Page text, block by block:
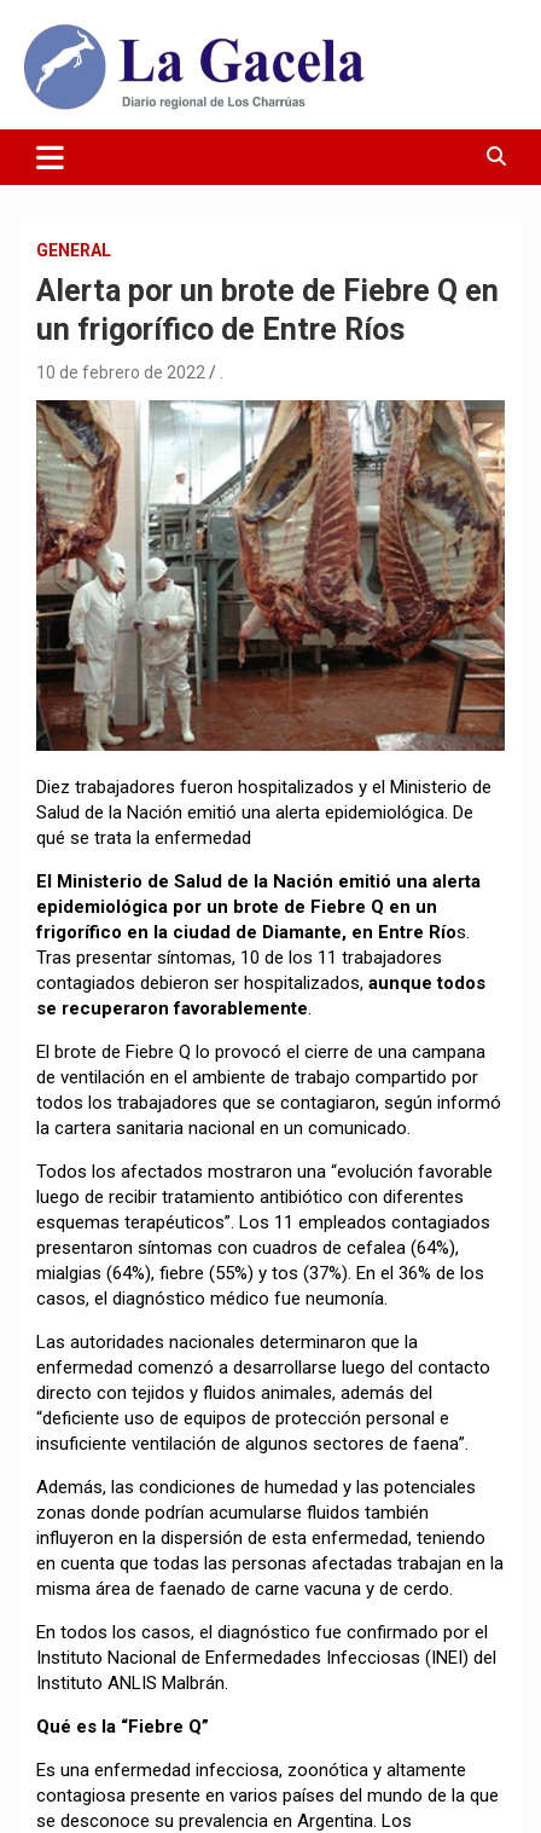
contenido
Diario La Gacela
GENERAL
Alerta por un brote de Fiebre Q en
un frigorífico de Entre Ríos
10 de febrero de 2022
Diez trabajadores fueron hospitalizados y el Ministerio de
Salud de la Nación emitió una alerta epidemiológica. De
qué se trata la enfermedad
El Ministerio de Salud de la Nación emitió una alerta
epidemiológica por un brote de Fiebre Q en un
frigorífico en la ciudad de Diamante, en Entre Ríos.
Tras presentar síntomas, 10 de los 11 trabajadores
contagiados debieron ser hospitalizados, aunque todos
se recuperaron favorablemente.
El brote de Fiebre Q lo provocó el cierre de una campana
de ventilación en el ambiente de trabajo compartido por
todos los trabajadores que se contagiaron, según informó
la cartera sanitaria nacional en un comunicado.
Todos los afectados mostraron una “evolución favorable
luego de recibir tratamiento antibiótico con diferentes
esquemas terapéuticos”. Los 11 empleados contagiados
presentaron síntomas con cuadros de cefalea (64%),
mialgias (64%), fiebre (55%) y tos (37%). En el 36% de los
casos, el diagnóstico médico fue neumonía.
Las autoridades nacionales determinaron que la
enfermedad comenzó a desarrollarse luego del contacto
directo con tejidos y fluidos animales, además del
“deficiente uso de equipos de protección personal e
insuficiente ventilación de algunos sectores de faena”.
Además, las condiciones de humedad y las potenciales
zonas donde podrían acumularse fluidos también
influyeron en la dispersión de esta enfermedad, teniendo
en cuenta que todas las personas afectadas trabajan en la
misma área de faenado de carne vacuna y de cerdo.
En todos los casos, el diagnóstico fue confirmado por el
Instituto Nacional de Enfermedades Infecciosas (INEI) del
Instituto ANLIS Malbrán.
Qué es la “Fiebre Q”
Es una enfermedad infecciosa, zoonótica y altamente
contagiosa presente en varios países del mundo de la que
se desconoce su prevalencia en Argentina. Los